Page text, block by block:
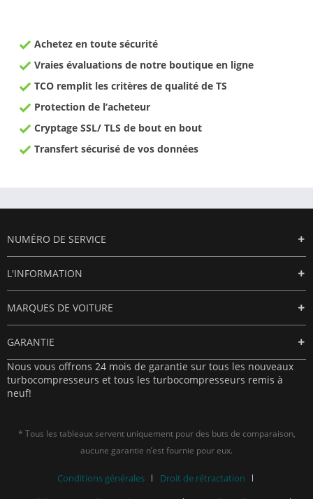
Achetez en toute sécurité
Vraies évaluations de notre boutique en ligne
TCO remplit les critères de qualité de TS
Protection de l‘acheteur
Cryptage SSL/ TLS de bout en bout
Transfert sécurisé de vos données
NUMÉRO DE SERVICE
L'INFORMATION
MARQUES DE VOITURE
GARANTIE
Nous vous offrons 24 mois de garantie sur tous les nouveaux
turbocompresseurs et tous les turbocompresseurs remis à
neuf!
* Tous les tableaux servent uniquement pour des buts de comparaison,
aucune garantie n’est fournie pour eux.
Conditions générales
Droit de rétractation